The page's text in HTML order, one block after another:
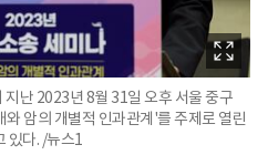
난 2023년 8월 31일 오후 서울 중구
암의 개별적 인과관계'를 주제로 열린
있다. /뉴스1